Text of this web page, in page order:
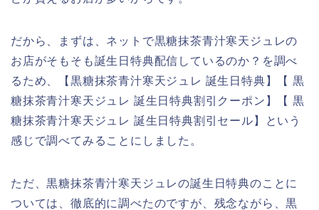
だから、まずは、ネットで黒糖抹茶青汁寒天ジュレの
お店がそもそも誕生日特典配信しているのか？を調べ
るため、【黒糖抹茶青汁寒天ジュレ 誕生日特典】【 黒
糖抹茶青汁寒天ジュレ 誕生日特典割引クーポン】【 黒
糖抹茶青汁寒天ジュレ 誕生日特典割引セール】という
感じで調べてみることにしました。
ただ、黒糖抹茶青汁寒天ジュレの誕生日特典のことに
ついては、徹底的に調べたのですが、残念ながら、黒